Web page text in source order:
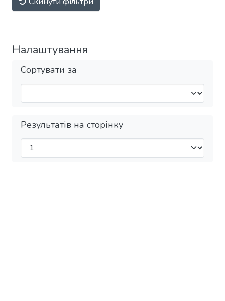
Налаштування
Сортувати за
Результатів на сторінку